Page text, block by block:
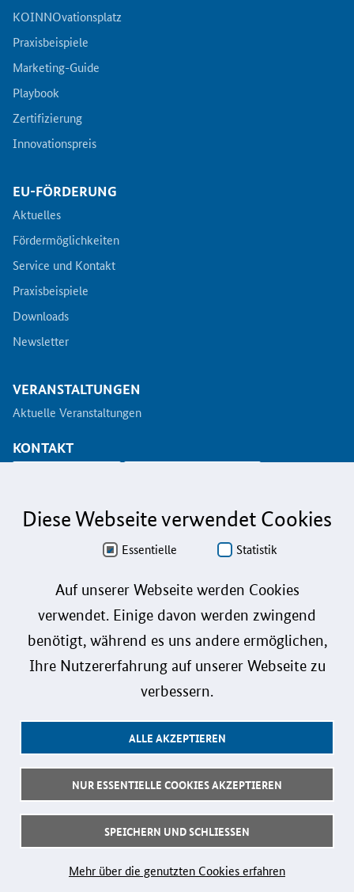
KOINNOvationsplatz
Praxisbeispiele
Marketing-Guide
Playbook
Zertifizierung
Innovationspreis
EU-FÖRDERUNG
Aktuelles
Fördermöglichkeiten
Service und Kontakt
Praxisbeispiele
Downloads
Newsletter
VERANSTALTUNGEN
Aktuelle Veranstaltungen
KONTAKT
Aus Gründen der besseren Lesbarkeit wird auf die gleichzeitige Verwendung der
Personenbezeichnungen gelten gleichermaßen für alle Geschlechter.
Datenschutz
Barrierefreiheit
Gebärdensprache
Follow us:
Diese Webseite verwendet Cookies
Essentielle Statistik
Auf unserer Webseite werden Cookies
verwendet. Einige davon werden zwingend
benötigt, während es uns andere ermöglichen,
Ihre Nutzererfahrung auf unserer Webseite zu
verbessern.
ALLE AKZEPTIEREN
NUR ESSENTIELLE COOKIES AKZEPTIEREN
SPEICHERN UND SCHLIESSEN
Mehr über die genutzten Cookies erfahren